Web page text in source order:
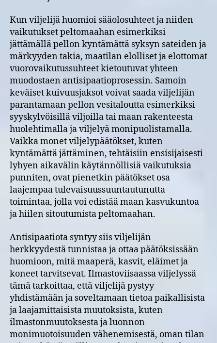
Kun viljelijä huomioi sääolosuhteet ja niiden
vaikutukset peltomaahan esimerkiksi
jättämällä pellon kyntämättä syksyn sateiden ja
märkyyden takia, maatilan elolliset ja elottomat
vuorovaikutussuhteet kietoutuvat yhteen
muodostaen antisipaatioprosessin. Samoin
keväiset kuivuusjaksot voivat saada viljelijän
parantamaan pellon vesitaloutta esimerkiksi
syyskylvöisillä viljoilla tai maan rakenteesta
huolehtimalla ja viljelyä monipuolistamalla.
Vaikka monet viljelypäätökset, kuten
kyntämättä jättäminen, tehtäisiin ensisijaisesti
lyhyen aikavälin käytännöllisiä vaikutuksia
punniten, ovat pienetkin päätökset osa
laajempaa tulevaisuussuuntautunutta
toimintaa, jolla voi edistää maan kasvukuntoa
ja hiilen sitoutumista peltomaahan.
Antisipaatiota syntyy siis viljelijän
herkkyydestä tunnistaa ja ottaa päätöksissään
huomioon, mitä maaperä, kasvit, eläimet ja
koneet tarvitsevat. Ilmastoviisaassa viljelyssä
tämä tarkoittaa, että viljelijä pystyy
yhdistämään ja soveltamaan tietoa paikallisista
ja laajamittaisista muutoksista, kuten
ilmastonmuutoksesta ja luonnon
monimuotoisuuden vähenemisestä, oman tilan